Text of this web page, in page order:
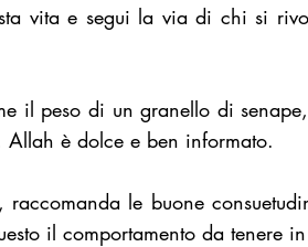
vita e segui la via di chi si
il peso di un granello di
è dolce e ben informato.
le buone
il comportamento da tenere